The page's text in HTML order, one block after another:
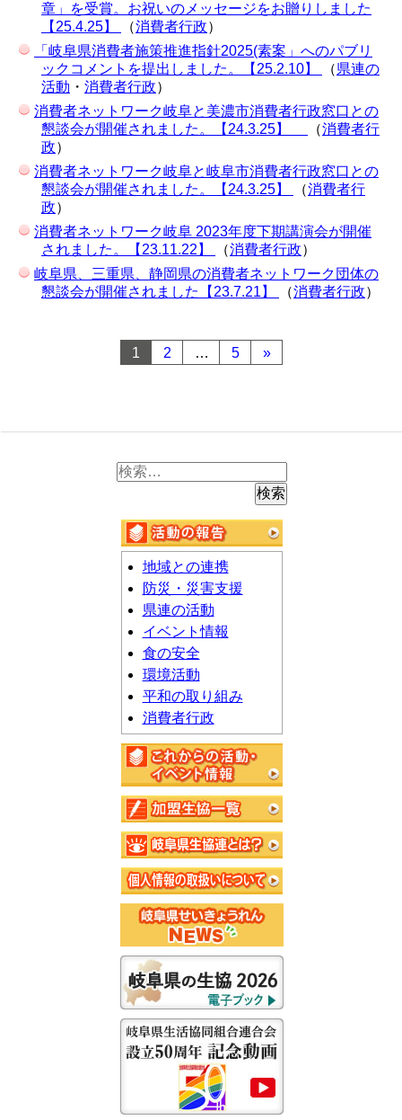
章」を受賞。お祝いのメッセージをお贈りしました
【25.4.25】
（消費者行政）
「岐阜県消費者施策推進指針2025(素案」へのパブリ
ックコメントを提出しました。【25.2.10】
（県連の
活動 ・ 消費者行政）
消費者ネットワーク岐阜と美濃市消費者行政窓口との
懇談会が開催されました。【24.3.25】
（消費者行
政）
消費者ネットワーク岐阜と岐阜市消費者行政窓口との
懇談会が開催されました。【24.3.25】
（消費者行
政）
消費者ネットワーク岐阜 2023年度下期講演会が開催
されました。【23.11.22】
（消費者行政）
岐阜県、三重県、静岡県の消費者ネットワーク団体の
懇談会が開催されました【23.7.21】
（消費者行政）
1 2 … 5 »
検
地域との連携
防災・災害支援
県連の活動
イベント情報
食の安全
環境活動
平和の取り組み
消費者行政